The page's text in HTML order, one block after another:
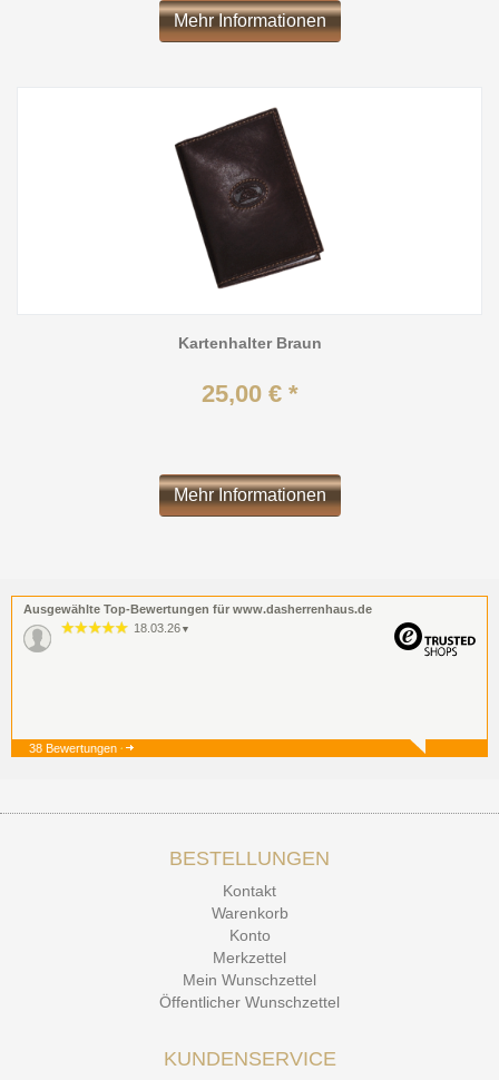
Mehr Informationen
Kartenhalter Braun
25,00 € *
Mehr Informationen
Ausgewählte Top-Bewertungen für www.dasherrenhaus.de
18.03.26 ▼
38 Bewertungen
BESTELLUNGEN
Kontakt
Warenkorb
Konto
Merkzettel
Mein Wunschzettel
Öffentlicher Wunschzettel
KUNDENSERVICE